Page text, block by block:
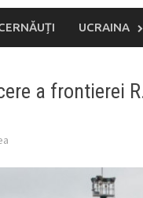
UCRAINA
a frontierei